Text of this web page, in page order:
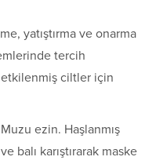
yatıştırma ve onarma
tercih
ciltler için
ezin. Haşlanmış
balı karıştırarak maske